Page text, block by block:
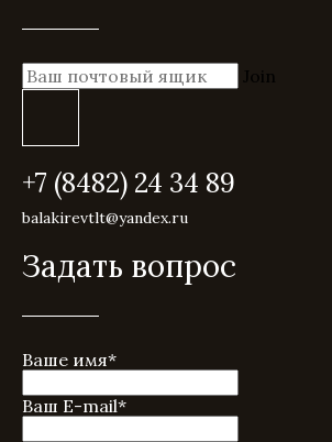
Join
+7 (8482) 24 34 89
balakirevtlt@yandex.ru
Задать вопрос
Ваше имя*
Ваш E-mail*